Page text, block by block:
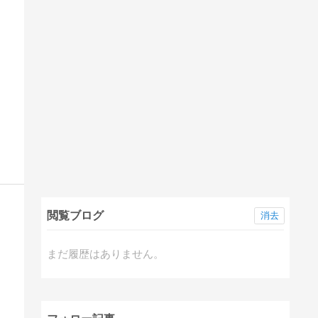
閲覧ブログ
まだ履歴はありません。
消去